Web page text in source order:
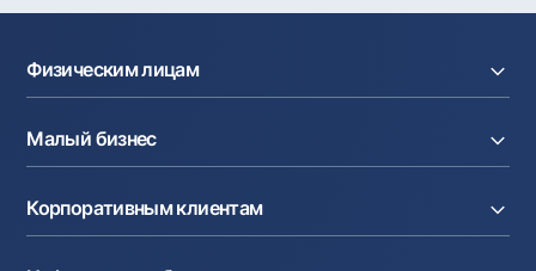
Физическим лицам
Вклады
Карты
Курсы валют
Денежные переводы
Тарифы
Малый бизнес
Кредиты
Эквайринг
Депозиты
Корпоративным клиентам